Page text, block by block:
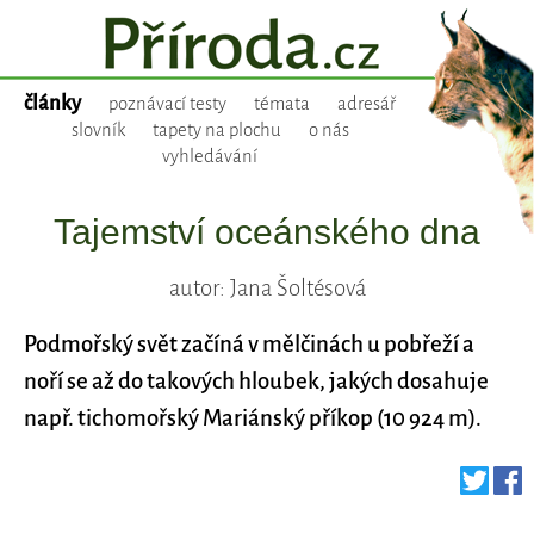
články poznávací testy témata
adresář
slovník
tapety na plochu
o nás
vyhledávání
Tajemství oceánského dna
autor: Jana Šoltésová
Podmořský svět začíná v mělčinách u pobřeží a
noří se až do takových hloubek, jakých dosahuje
např. tichomořský Mariánský příkop (10 924 m).